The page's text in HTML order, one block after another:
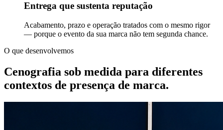
Entrega que sustenta reputação
Acabamento, prazo e operação tratados com o mesmo rigor
— porque o evento da sua marca não tem segunda chance.
O que desenvolvemos
Cenografia sob medida para diferentes
contextos de presença de marca.